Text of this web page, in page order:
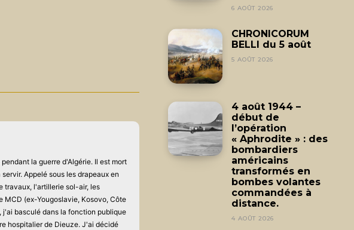
la guerre d'Algérie. Il est mort
Appelé sous les drapeaux en
travaux, l'artillerie sol-air, les
MCD (ex-Yougoslavie, Kosovo, Côte
j'ai basculé dans la fonction publique
hospitalier de Dieuze. J'ai décidé
6 AOÛT 2026
CHRONICORUM
BELLI du 5 août
5 AOÛT 2026
4 août 1944 –
début de
l’opération
« Aphrodite » : des
bombardiers
américains
transformés en
bombes volantes
commandées à
distance.
4 AOÛT 2026